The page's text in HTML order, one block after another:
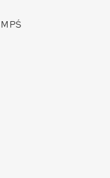
M PŚ